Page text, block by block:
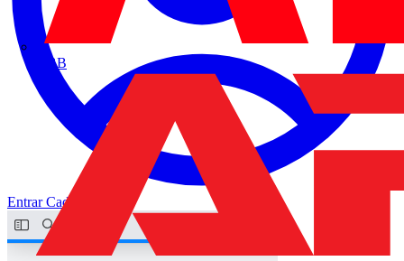
ABB
EntrarCadastrar